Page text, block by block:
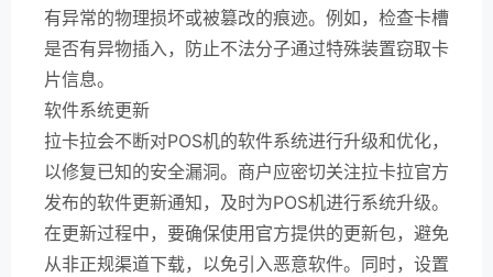
有异常的物理损坏或被篡改的痕迹。例如，检查卡槽
是否有异物插入，防止不法分子通过特殊装置窃取卡
片信息。
软件系统更新
拉卡拉会不断对POS机的软件系统进行升级和优化，
以修复已知的安全漏洞。商户应密切关注拉卡拉官方
发布的软件更新通知，及时为POS机进行系统升级。
在更新过程中，要确保使用官方提供的更新包，避免
从非正规渠道下载，以免引入恶意软件。同时，设置